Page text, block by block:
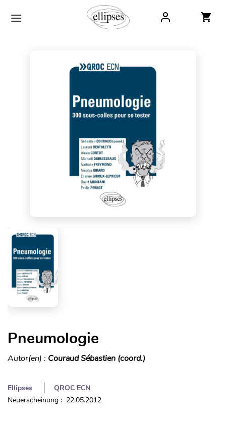
Pneumologie
Autor(en) : Couraud Sébastien (coord.)
Ellipses
QROC ECN
Neuerscheinung : 22.05.2012